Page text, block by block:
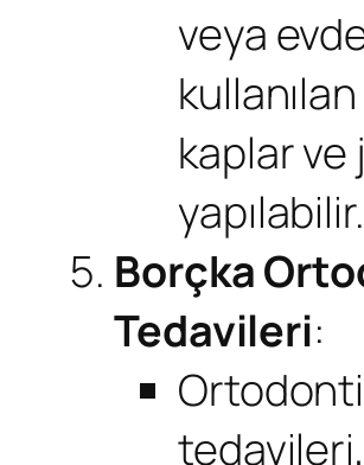
veya
kaplar ve
yapılabilir.
Borçka
Tedavileri:
Ortodonti
tedavileri,